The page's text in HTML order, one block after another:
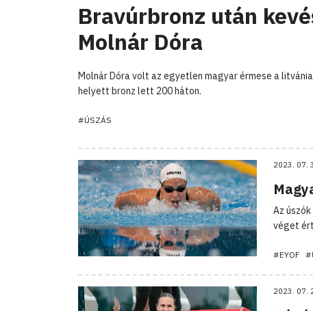
Bravúrbronz után
Molnár Dóra
Molnár Dóra volt az egyetlen magyar érmese a
helyett bronz lett 200 háton.
#ÚSZÁS
2023. 07.
Az
véget
#EYOF
2023. 07.